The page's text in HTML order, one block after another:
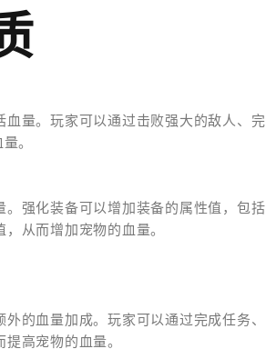
量。玩家可以通过击败强大的敌人、完
。
强化装备可以增加装备的属性值，包括
从而增加宠物的血量。
的血量加成。玩家可以通过完成任务、
高宠物的血量。